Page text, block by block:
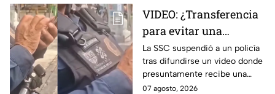
VIDEO: ¿Transferencia
para evitar una
sanción? SSC suspende
a policía y abre
investigación
La SSC suspendió a un policía
tras difundirse un video donde
presuntamente recibe una
transferencia para evitar una
07 agosto, 2026